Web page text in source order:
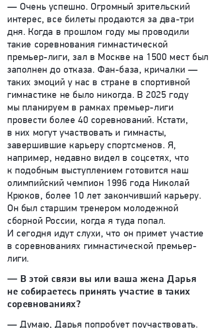
— Очень успешно. Огромный зрительский
интерес, все билеты продаются за два-три
дня. Когда в прошлом году мы проводили
такие соревнования гимнастической
премьер-лиги, зал в Москве на 1500 мест был
заполнен до отказа. Фан-база, кричалки —
таких эмоций у нас в стране в спортивной
гимнастике не было никогда. В 2025 году
мы планируем в рамках премьер-лиги
провести более 40 соревнований. Кстати,
в них могут участвовать и гимнасты,
завершившие карьеру спортсменов. Я,
например, недавно видел в соцсетях, что
к подобным выступлением готовится наш
олимпийский чемпион 1996 года Николай
Крюков, более 10 лет закончивший карьеру.
Он был старшим тренером молодежной
сборной России, когда я туда попал.
И сегодня идут слухи, что он примет участие
в соревнованиях гимнастической премьер-
лиги.
— В этой связи вы или ваша жена Дарья
не собираетесь принять участие в таких
соревнованиях?
— Думаю, Дарья попробует поучаствовать.